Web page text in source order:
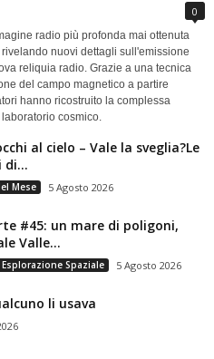
0
radio più profonda mai ottenuta
nuovi dettagli sull'emissione
reliquia radio. Grazie a una tecnica
del campo magnetico a partire
hanno ricostruito la complessa
cosmico.
al cielo – Vale la sveglia?Le
di...
Mese 5 Agosto 2026
#45: un mare di poligoni,
Valle...
Spaziale 5 Agosto 2026
li usava